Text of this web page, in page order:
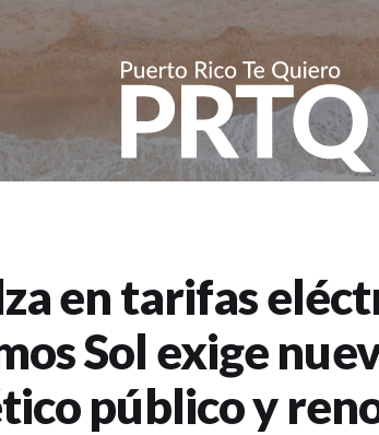
en tarifas
Sol exige
público y